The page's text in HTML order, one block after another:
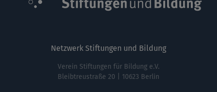
Netzwerk Stiftungen und Bildung
Verein Stiftungen für Bildung e.V.
Bleibtreustraße 20 | 10623 Berlin